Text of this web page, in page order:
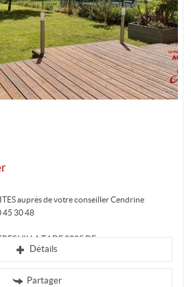
auprès de votre conseiller Cendrine
45 30 48
VILLA T4 DE 2005 DE...
Détails
Partager